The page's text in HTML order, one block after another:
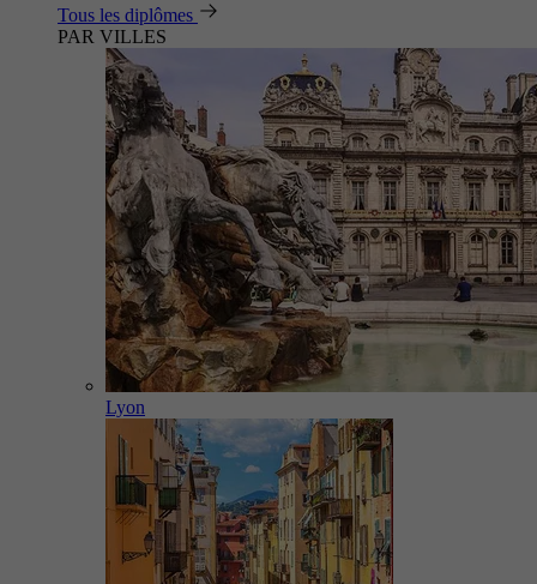
Tous les diplômes
PAR VILLES
Lyon